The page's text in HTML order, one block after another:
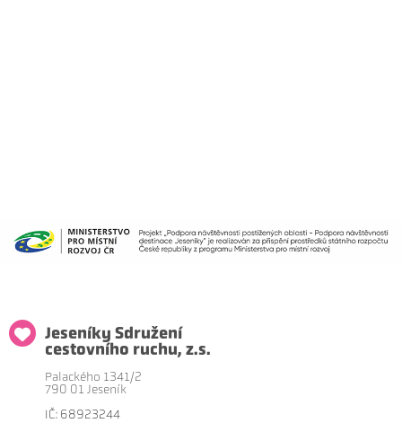
Jeseníky Sdružení
cestovního ruchu, z.s.
Palackého 1341/2
790 01 Jeseník
IČ: 68923244